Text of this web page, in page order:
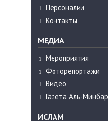
Персоналии
Контакты
МЕДИА
Мероприятия
Фоторепортажи
Видео
Газета Аль-Минбар
ИСЛАМ